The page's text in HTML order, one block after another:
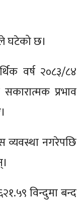
घटेको छ।
वर्ष २०८३/८४
प्रभाव
व्यवस्था नगरेपछि
विन्दुमा बन्द